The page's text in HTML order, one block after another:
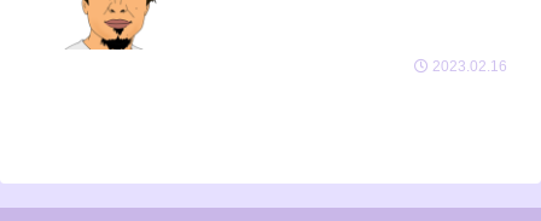
2023.02.16